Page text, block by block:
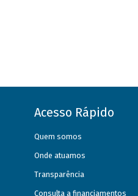
Acesso Rápido
Quem somos
Onde atuamos
Transparência
Consulta a financiamentos